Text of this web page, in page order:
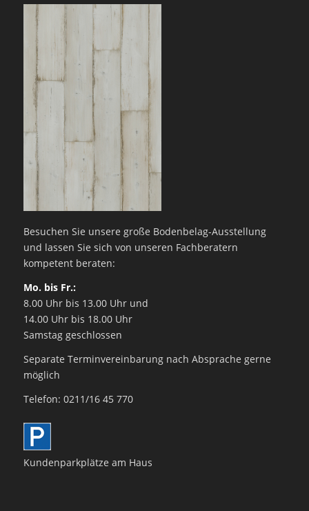
Besuchen Sie unsere große Bodenbelag-Ausstellung
und lassen Sie sich von unseren Fachberatern
kompetent beraten:
Mo. bis Fr.:
8.00 Uhr bis 13.00 Uhr und
14.00 Uhr bis 18.00 Uhr
Samstag geschlossen
Separate Terminvereinbarung nach Absprache gerne
möglich
Telefon: 0211/16 45 770
Kundenparkplätze am Haus